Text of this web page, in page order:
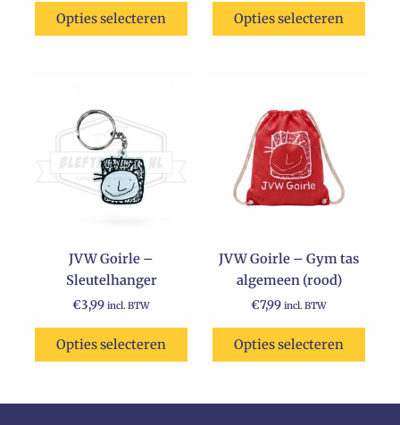
Opties selecteren Opties selecteren
JVW Goirle –
Sleutelhanger
€3,99 incl. BTW
Opties selecteren
JVW Goirle – Gym tas
algemeen (rood)
€7,99 incl. BTW
Opties selecteren